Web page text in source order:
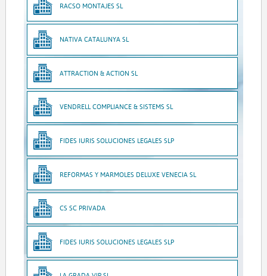
RACSO MONTAJES SL
NATIVA CATALUNYA SL
ATTRACTION & ACTION SL
VENDRELL COMPLIANCE & SISTEMS SL
FIDES IURIS SOLUCIONES LEGALES SLP
REFORMAS Y MARMOLES DELUXE VENECIA SL
CS SC PRIVADA
FIDES IURIS SOLUCIONES LEGALES SLP